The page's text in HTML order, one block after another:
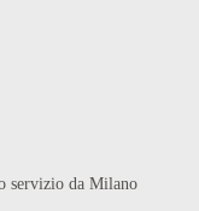
servizio da Milano